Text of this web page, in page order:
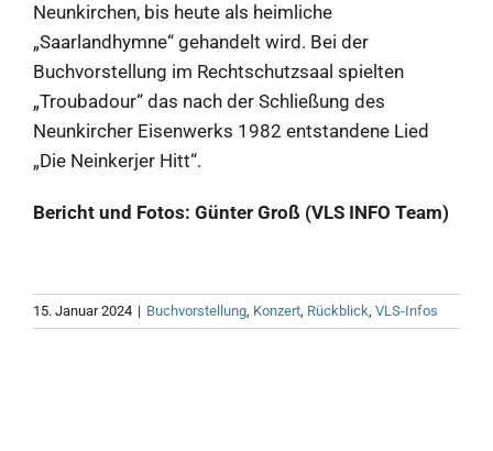
Neunkirchen, bis heute als heimliche
„Saarlandhymne“ gehandelt wird. Bei der
Buchvorstellung im Rechtschutzsaal spielten
„Troubadour“ das nach der Schließung des
Neunkircher Eisenwerks 1982 entstandene Lied
„Die Neinkerjer Hitt“.
Bericht und Fotos: Günter Groß (VLS INFO Team)
15. Januar 2024 | Buchvorstellung, Konzert, Rückblick, VLS-Infos